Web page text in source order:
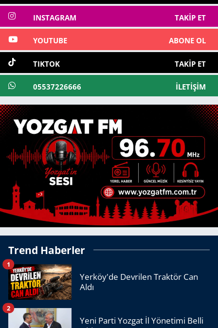
INSTAGRAM TAKIP ET
YOUTUBE ABONE OL
TIKTOK TAKIP ET
05537226666 İLETIŞIM
Trend Haberler
Yerköy'de Devrilen Traktör Can
Aldı
1
Yeni Parti Yozgat İl Yönetimi Belli
2